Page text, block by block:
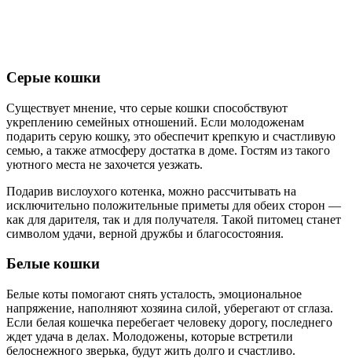
Серые кошки
Существует мнение, что серые кошки способствуют
укреплению семейных отношений. Если молодоженам
подарить серую кошку, это обеспечит крепкую и счастливую
семью, а также атмосферу достатка в доме. Гостям из такого
уютного места не захочется уезжать.
Подарив вислоухого котенка, можно рассчитывать на
исключительно положительные приметы для обеих сторон —
как для дарителя, так и для получателя. Такой питомец станет
символом удачи, верной дружбы и благосостояния.
Белые кошки
Белые коты помогают снять усталость, эмоциональное
напряжение, наполняют хозяина силой, уберегают от сглаза.
Если белая кошечка перебегает человеку дорогу, последнего
ждет удача в делах. Молодожены, которые встретили
белоснежного зверька, будут жить долго и счастливо.